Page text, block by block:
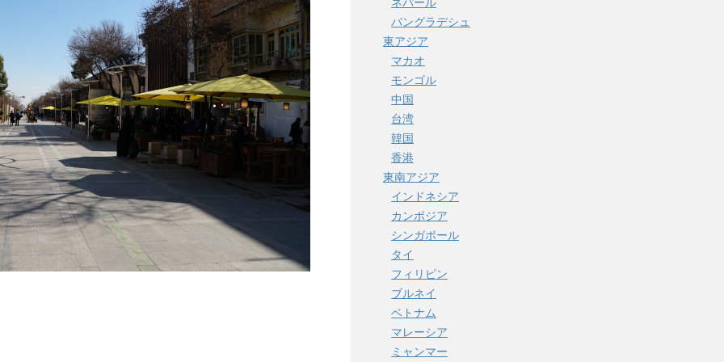
ネパール
バングラデシュ
東アジア
マカオ
モンゴル
中国
台湾
韓国
香港
東南アジア
インドネシア
カンボジア
シンガポール
タイ
フィリピン
ブルネイ
ベトナム
マレーシア
ミャンマー